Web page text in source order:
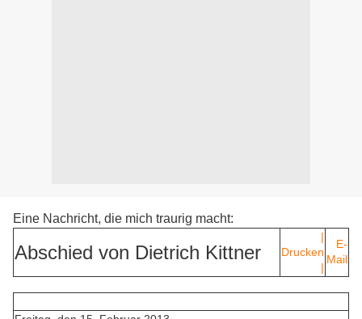
Eine Nachricht, die mich traurig macht:
Abschied von Dietrich Kittner
|
Drucken
|
E-
Mail